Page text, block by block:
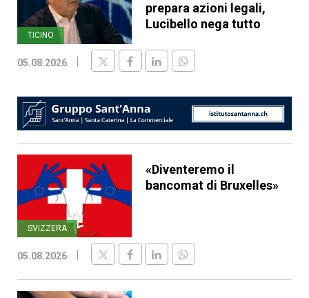
TICINO
prepara azioni legali,
Lucibello nega tutto
05.08.2026
SVIZZERA
«Diventeremo il
bancomat di Bruxelles»
05.08.2026